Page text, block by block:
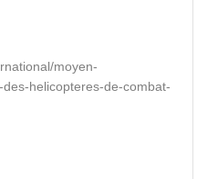
moyen-
helicopteres-de-combat-